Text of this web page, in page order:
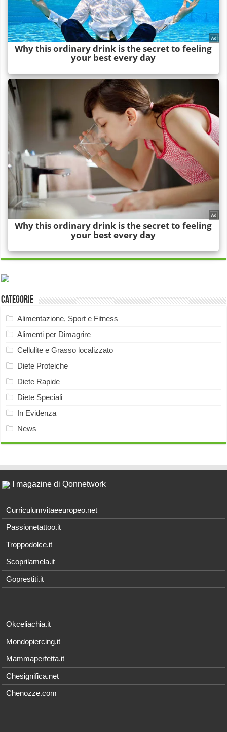
Categorie
Alimentazione, Sport e Fitness
Alimenti per Dimagrire
Cellulite e Grasso localizzato
Diete Proteiche
Diete Rapide
Diete Speciali
In Evidenza
News
I magazine di Qonnetwork
Curriculumvitaeeuropeo.net
Passionetattoo.it
Troppodolce.it
Scoprilamela.it
Goprestiti.it
Okceliachia.it
Mondopiercing.it
Mammaperfetta.it
Chesignifica.net
Chenozze.com